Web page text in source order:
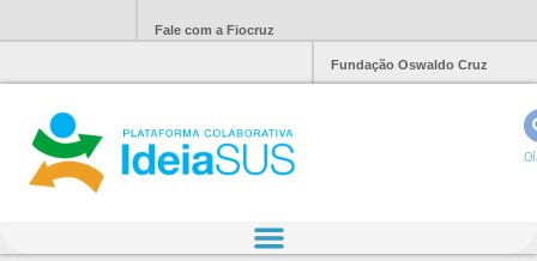
Fale com a Fiocruz
Fundação Oswaldo Cruz